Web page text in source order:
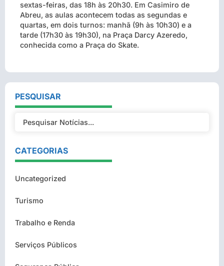
sextas-feiras, das 18h às 20h30. Em Casimiro de
Abreu, as aulas acontecem todas as segundas e
quartas, em dois turnos: manhã (9h às 10h30) e a
tarde (17h30 às 19h30), na Praça Darcy Azeredo,
conhecida como a Praça do Skate.
PESQUISAR
CATEGORIAS
Uncategorized
Turismo
Trabalho e Renda
Serviços Públicos